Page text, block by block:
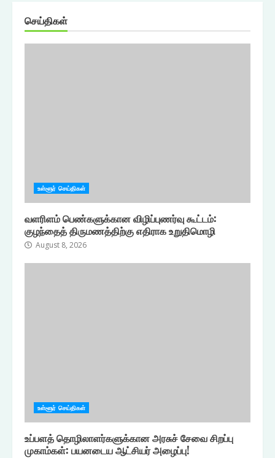
செய்திகள்
உள்ளூர் செய்திகள்
வளரிளம் பெண்களுக்கான விழிப்புணர்வு கூட்டம்:
குழந்தைத் திருமணத்திற்கு எதிராக உறுதிமொழி
August 8, 2026
உள்ளூர் செய்திகள்
உப்பளத் தொழிலாளர்களுக்கான அரசுச் சேவை சிறப்பு
முகாம்கள்: பயனடைய ஆட்சியர் அழைப்பு!